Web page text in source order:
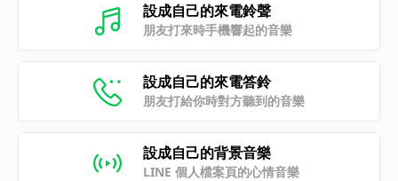
設成自己的來電鈴聲
朋友打來時手機響起的音樂
設成自己的來電答鈴
朋友打給你時對方聽到的音樂
設成自己的背景音樂
LINE 個人檔案頁的心情音樂